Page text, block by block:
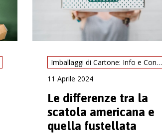
Imballaggi di Cartone: Info e Consigli
11 Aprile 2024
Le differenze tra la
scatola americana e
quella fustellata